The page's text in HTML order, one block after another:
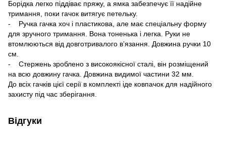
Борідка легко піддіває пряжу, а ямка забезпечує її надійне
тримання, поки гачок витягує петельку.
- Ручка гачка хоч і пластикова, але має спеціальну форму
для зручного тримання. Вона тоненька і легка. Руки не
втомлюються від довготривалого в’язання. Довжина ручки 10
см.
- Стержень зроблено з високоякісної сталі, він розміщений
на всю довжину гачка. Довжина видимої частини 32 мм.
До всіх гачків цієї серії в комплекті іде ковпачок для надійного
захисту під час зберігання.
Відгуки